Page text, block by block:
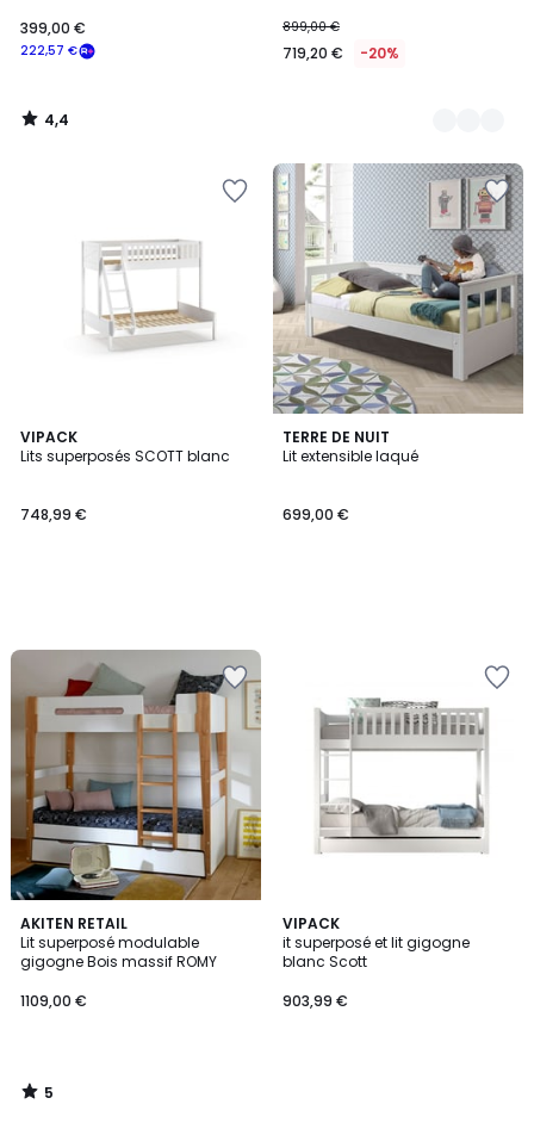
222,57 €
399,00 €
4,4
/
899,00 €
719,20 € -20%
VIPACK
Lits superposés SCOTT blanc
748,99 €
TERRE DE NUIT
Lit extensible laqué
699,00 €
AKITEN RETAIL
Lit superposé modulable
gigogne Bois massif ROMY
1109,00 €
5
/
5
5
/
VIPACK
it superposé et lit gigogne
blanc Scott
903,99 €